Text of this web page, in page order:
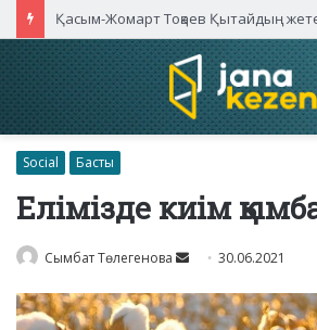
Social Басты
Елімізде киім
Сымбат Төлегенова
Send
email
30.06.2021